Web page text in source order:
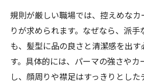
規則が厳しい職場では、控えめな
りが求められます。なぜなら、派手
も、髪型に品の良さと清潔感を出
す。具体的には、パーマの強さや
し、顔周りや襟足はすっきりとし